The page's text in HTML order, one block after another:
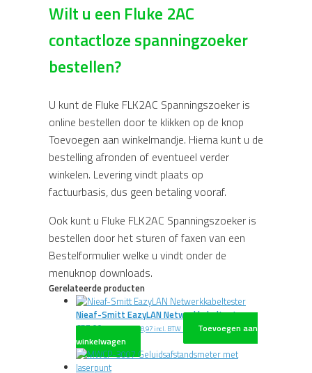
Wilt u een Fluke 2AC
contactloze spanningzoeker
bestellen?
U kunt de Fluke FLK2AC Spanningszoeker is
online bestellen door te klikken op de knop
Toevoegen aan winkelmandje. Hierna kunt u de
bestelling afronden of eventueel verder
winkelen. Levering vindt plaats op
factuurbasis, dus geen betaling vooraf.
Ook kunt u Fluke FLK2AC Spanningszoeker is
bestellen door het sturen of faxen van een
Bestelformulier welke u vindt onder de
menuknop downloads.
Gerelateerde producten
Nieaf-Smitt EazyLAN Netwerkkabeltester
€57,00 excl. BTW€68,97 incl. BTW
Toevoegen aan
winkelwagen